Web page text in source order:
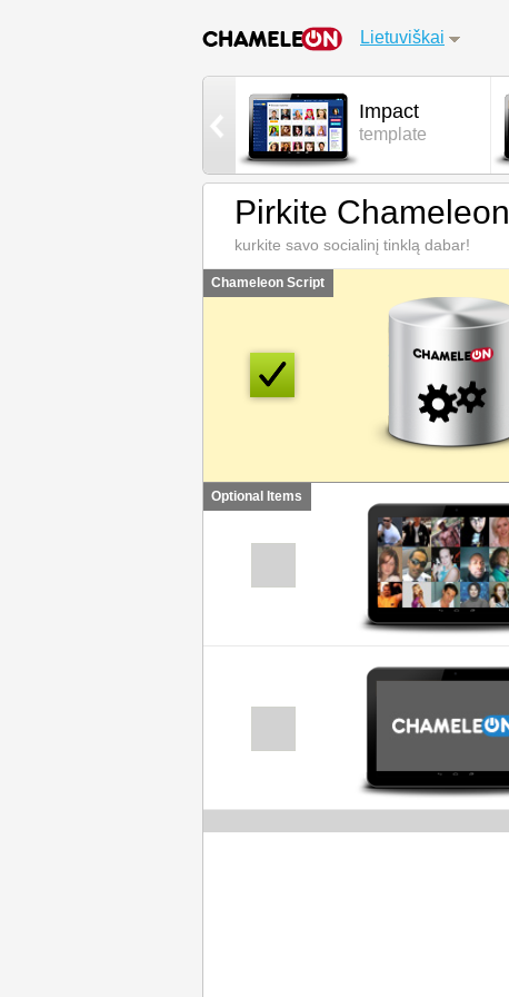
Lietuviškai
Impact
template
Pirkite Chameleon
kurkite savo socialinį tinklą dabar!
Chameleon Script
Optional Items